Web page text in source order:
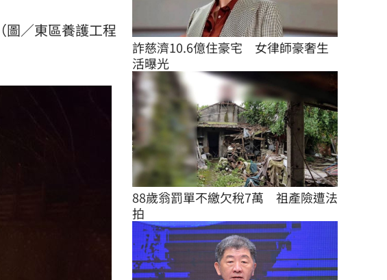
／東區養護工程
詐慈濟10.6億住豪宅　女律師豪奢生
活曝光
88歲翁罰單不繳欠稅7萬　祖產險遭法
拍